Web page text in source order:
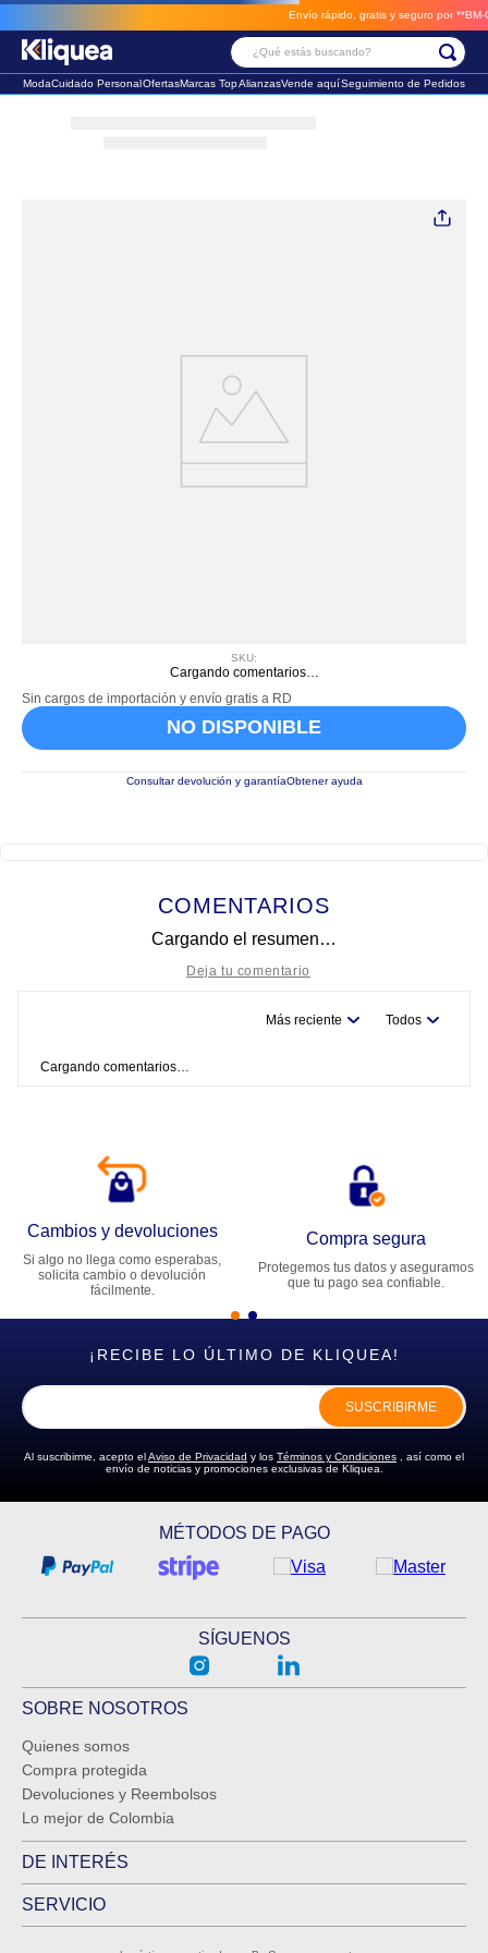
Envío rápido, gratis y seguro por **BM-
¿Qué estás buscando?
ModaCuidado PersonalOfertasMarcas TopAlianzasVende aquíSeguimiento de Pedidos
SKU:
Cargando comentarios…
Sin cargos de importación y envío gratis a RD
NO DISPONIBLE
Consultar devolución y garantíaObtener ayuda
COMENTARIOS
Cargando el resumen…
Tu nombre
Dirección de email
ENVIAR COMENTARIO
Más reciente Todos
Cargando comentarios…
Cambios y devoluciones
Si algo no llega como esperabas,
solicita cambio o devolución
fácilmente.
Compra segura
Protegemos tus datos y aseguramos
que tu pago sea confiable.
¡RECIBE LO ÚLTIMO DE KLIQUEA!
SUSCRIBIRME
Al suscribirme, acepto elAviso de Privacidad y los Términos y Condiciones , así como el
envío de noticias y promociones exclusivas de Kliquea.
MÉTODOS DE PAGO
SÍGUENOS
SOBRE NOSOTROS
Quienes somos
Compra protegida
Devoluciones y Reembolsos
Lo mejor de Colombia
DE INTERÉS
SERVICIO